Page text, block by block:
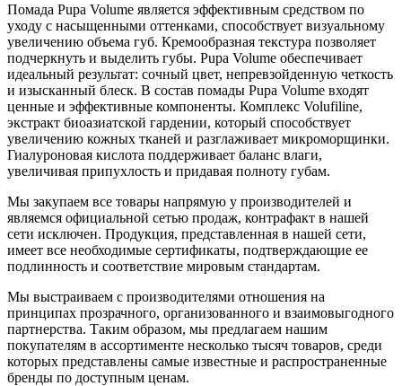
Помада Pupa Volume является эффективным средством по
уходу с насыщенными оттенками, способствует визуальному
увеличению объема губ. Кремообразная текстура позволяет
подчеркнуть и выделить губы. Pupa Volume обеспечивает
идеальный результат: сочный цвет, непревзойденную четкость
и изысканный блеск. В состав помады Pupa Volume входят
ценные и эффективные компоненты. Комплекс Volufiline,
экстракт биоазиатской гардении, который способствует
увеличению кожных тканей и разглаживает микроморщинки.
Гиалуроновая кислота поддерживает баланс влаги,
увеличивая припухлость и придавая полноту губам.
Мы закупаем все товары напрямую у производителей и
являемся официальной сетью продаж, контрафакт в нашей
сети исключен. Продукция, представленная в нашей сети,
имеет все необходимые сертификаты, подтверждающие ее
подлинность и соответствие мировым стандартам.
Мы выстраиваем с производителями отношения на
принципах прозрачного, организованного и взаимовыгодного
партнерства. Таким образом, мы предлагаем нашим
покупателям в ассортименте несколько тысяч товаров, среди
которых представлены самые известные и распространенные
бренды по доступным ценам.